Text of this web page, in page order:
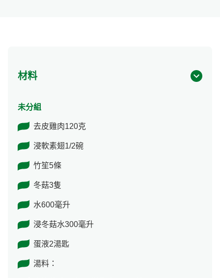
材料
未分組
去皮雞肉120克
浸軟素翅1/2碗
竹笙5條
冬菇3隻
水600毫升
浸冬菇水300毫升
蛋液2湯匙
湯料：